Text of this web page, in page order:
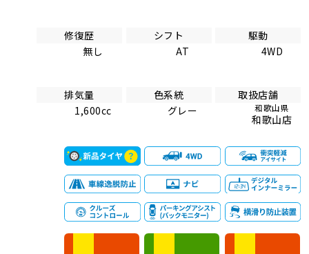
修復歴
無し
シフト
AT
駆動
4WD
排気量
1,600cc
色系統
グレー
取扱店舗
和歌山県
和歌山店